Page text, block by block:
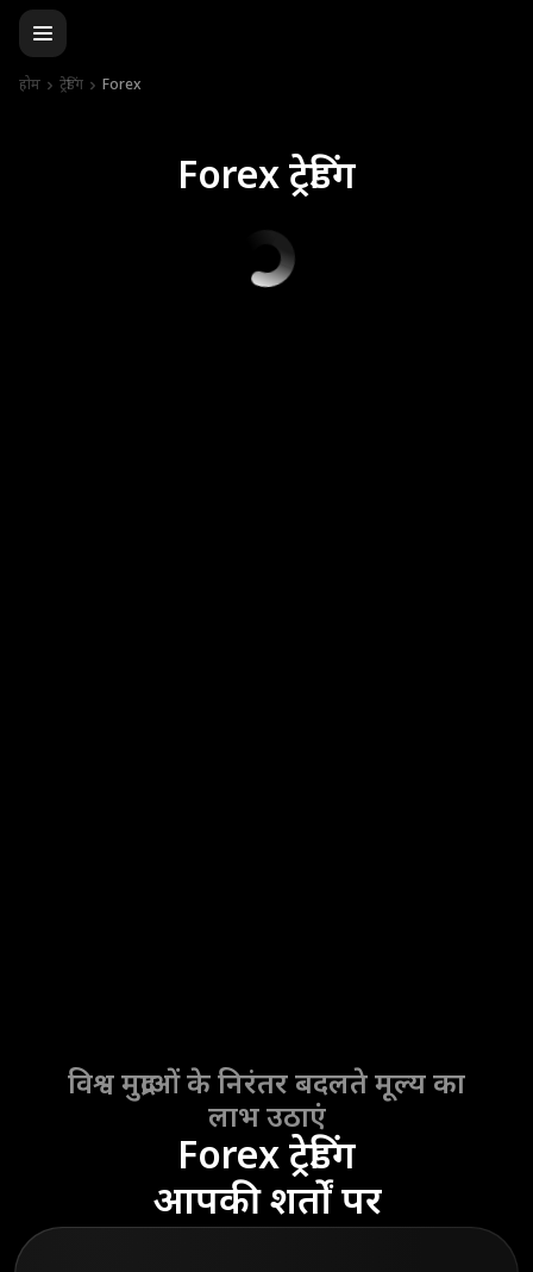
होम ट्रेडिंग Forex
Forex ट्रेडिंग
विश्व मुद्राओं के निरंतर बदलते मूल्य का
लाभ उठाएं
Forex ट्रेडिंग
आपकी शर्तों पर